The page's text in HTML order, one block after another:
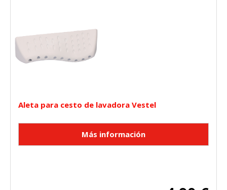
Aleta para cesto de lavadora Vestel
_gid, _evPromtCookies
Cookies dirigidas
No almacenan directamente información personal, sino
que se basan en la identificación única de su navegador y
Cookies Utilizadas:
_evAd, _evCoupon, _evSubscription, _evPromt